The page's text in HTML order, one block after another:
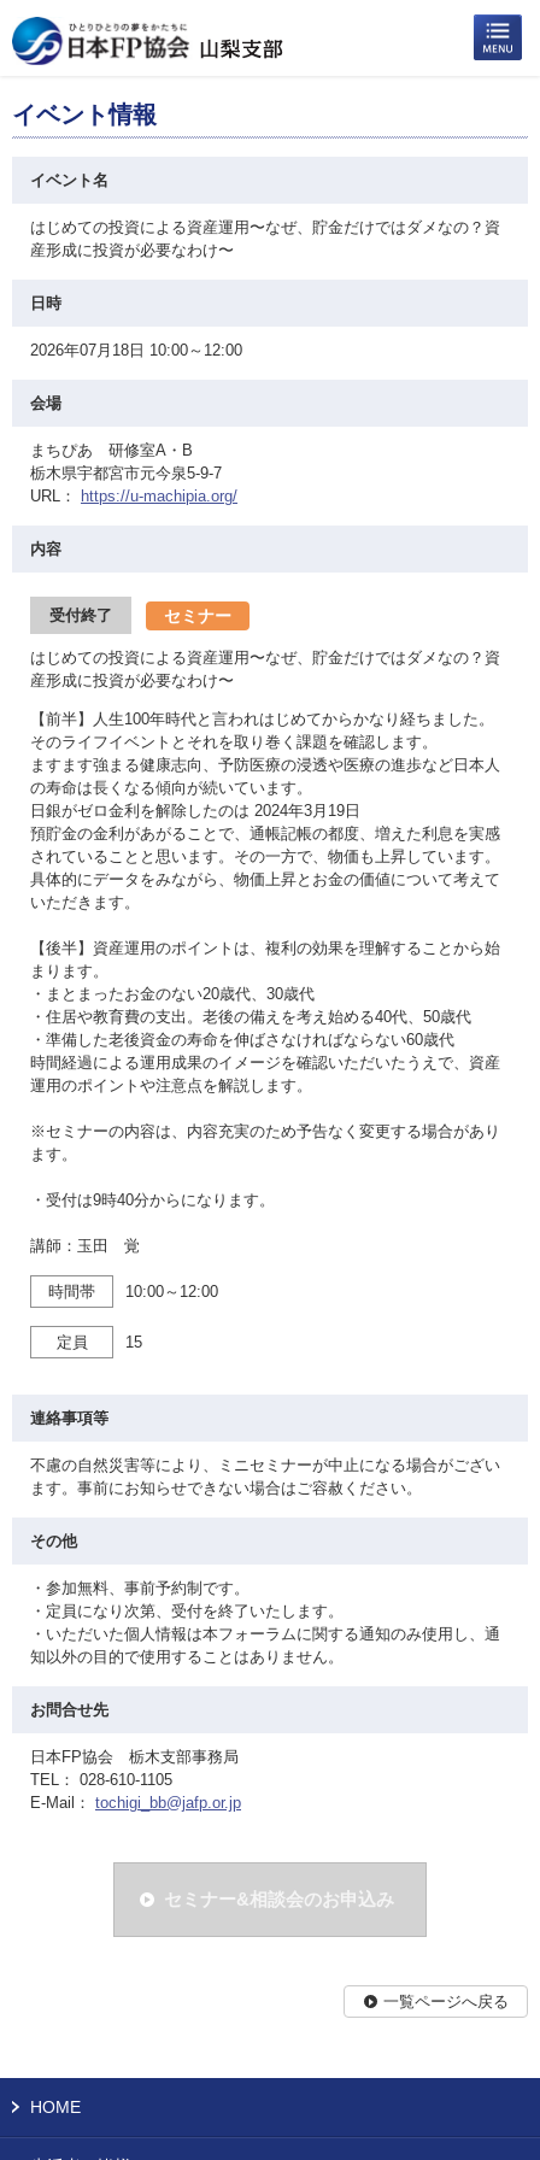
イベント情報
イベント名
はじめての投資による資産運用〜なぜ、貯金だけではダメなの？資
産形成に投資が必要なわけ〜
日時
2026年07月18日 10:00～12:00
会場
まちぴあ 研修室A・B
栃木県宇都宮市元今泉5-9-7
URL：
https://u-machipia.org/
内容
受付終了 セミナー
はじめての投資による資産運用〜なぜ、貯金だけではダメなの？資
産形成に投資が必要なわけ〜
【前半】人生100年時代と言われはじめてからかなり経ちました。
そのライフイベントとそれを取り巻く課題を確認します。
ますます強まる健康志向、予防医療の浸透や医療の進歩など日本人
の寿命は長くなる傾向が続いています。
日銀がゼロ金利を解除したのは 2024年3月19日
預貯金の金利があがることで、通帳記帳の都度、増えた利息を実感
されていることと思います。その一方で、物価も上昇しています。
具体的にデータをみながら、物価上昇とお金の価値について考えて
いただきます。
【後半】資産運用のポイントは、複利の効果を理解することから始
まります。
・まとまったお金のない20歳代、30歳代
・住居や教育費の支出。老後の備えを考え始める40代、50歳代
・準備した老後資金の寿命を伸ばさなければならない60歳代
時間経過による運用成果のイメージを確認いただいたうえで、資産
運用のポイントや注意点を解説します。
※セミナーの内容は、内容充実のため予告なく変更する場合があり
ます。
・受付は9時40分からになります。
講師：玉田 覚
時間帯 10:00～12:00
定員 15
連絡事項等
不慮の自然災害等により、ミニセミナーが中止になる場合がござい
ます。事前にお知らせできない場合はご容赦ください。
その他
・参加無料、事前予約制です。
・定員になり次第、受付を終了いたします。
・いただいた個人情報は本フォーラムに関する通知のみ使用し、通
知以外の目的で使用することはありません。
お問合せ先
日本FP協会 栃木支部事務局
TEL： 028-610-1105
E-Mail： tochigi_bb@jafp.or.jp
セミナー&相談会のお申込み
一覧ページへ戻る
HOME